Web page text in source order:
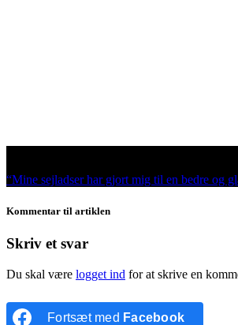
“Mine sejladser har gjort mig til en bedre og
Kommentar til artiklen
Skriv et svar
Du skal være logget ind for at skrive en
Fortsæt med Facebook